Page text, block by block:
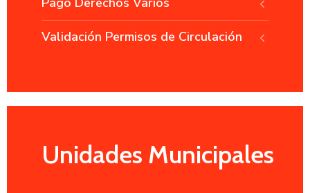
Validación Permisos de Circulación
Unidades Municipales